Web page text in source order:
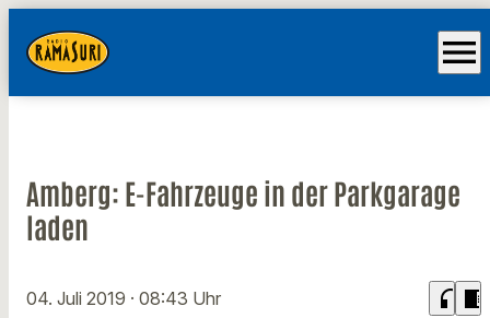
menu
Amberg: E-Fahrzeuge in der Parkgarage
laden
04. Juli 2019 · 08:43 Uhr headphones chrome_reader_mode